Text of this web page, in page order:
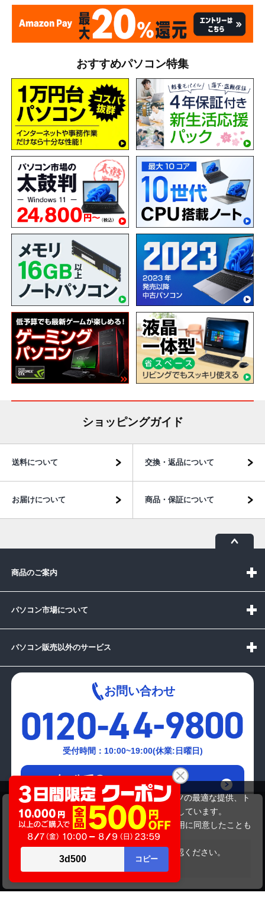
TOSHIBA PPR31M4ECFRNM3
商品価格 49,280円
在庫がありません
おすすめパソコン特集
ショッピングガイド
送料について 交換・返品について
お届けについて 商品・保証について
商品のご案内
パソコン市場について
パソコン販売以外のサービス
お問い合わせ
受付時間：10:00~19:00(休業:日曜日)
メールでの
お問い合わせはこちら
当サイトでは利用体験の向上およびコンテンツの最適な提供、ト
ラフィックの分析を目的としてCookieを使用しています。
サイトの閲覧を継続された場合、Cookieの利用に同意したことも
のといたします。
をご確認ください。
承諾する